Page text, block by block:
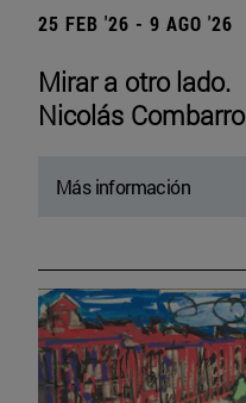
25 FEB '26 - 9 AGO '26
Mirar a otro lado.
Nicolás Combarro
Más información